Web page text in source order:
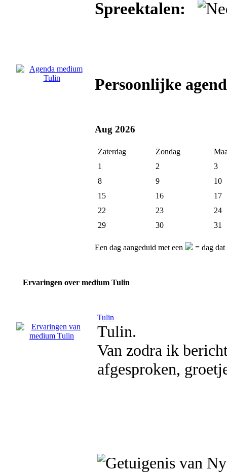
Spreektalen:
Persoonlijke
Aug 2026
Zaterdag Zondag
1
2
3
8
9
10
15
16
17
22
23
24
29
30 31
Een dag aangeduid met een = dag
Ervaringen over medium Tulin
Tulin
Tulin.
Van zodra ik
afgesproken,